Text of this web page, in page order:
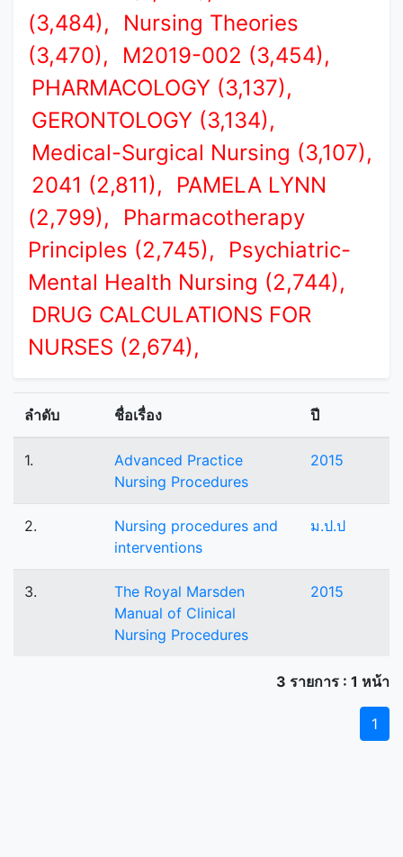
(3,484),
Nursing Theories
(3,470),
M2019-002 (3,454),
PHARMACOLOGY (3,137),
GERONTOLOGY (3,134),
Medical-Surgical Nursing (3,107),
2041 (2,811),
PAMELA LYNN
(2,799),
Pharmacotherapy
Principles (2,745),
Psychiatric-
Mental Health Nursing (2,744),
DRUG CALCULATIONS FOR
NURSES (2,674),
ลำดับ ชื่อเรื่อง ปี
1.
Advanced Practice
Nursing Procedures
2015
2.
Nursing procedures and
interventions
ม.ป.ป
3.
The Royal Marsden
Manual of Clinical
Nursing Procedures
2015
3 รายการ : 1 หน้า
1